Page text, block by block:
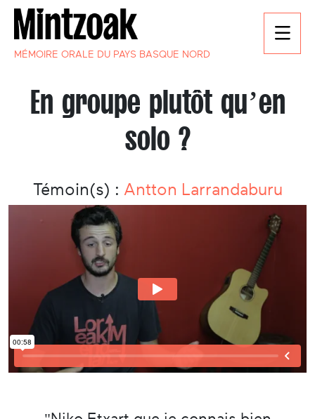
MÉMOIRE ORALE DU PAYS BASQUE NORD
En groupe plutôt qu’en
solo ?
Témoin(s) : Antton Larrandaburu